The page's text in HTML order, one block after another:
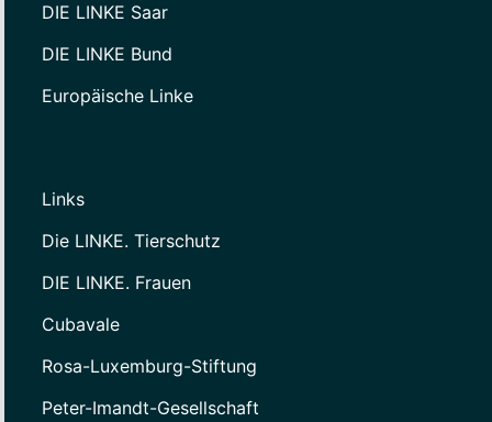
DIE LINKE Saar
DIE LINKE Bund
Europäische Linke
Links
Die LINKE. Tierschutz
DIE LINKE. Frauen
Cubavale
Rosa-Luxemburg-Stiftung
Peter-Imandt-Gesellschaft